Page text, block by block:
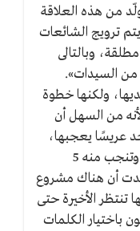
من هذه العلاقة
ترويج الشائعات
وبالتالى
السيدات».
ولكنها خطوة
من السهل أن
عريسًا يعجبها،
ويفهمها، ويستوعب طبيعة عملها، وتنجب منه 5
أن هناك مشروع
الأخيرة حتى
باختيار الكلمات